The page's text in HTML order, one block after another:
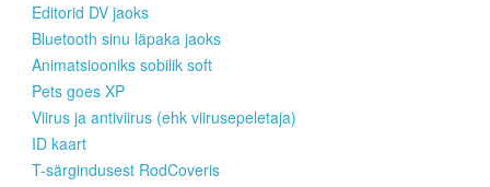
Editorid DV jaoks
Bluetooth sinu läpaka jaoks
Animatsiooniks sobilik soft
Pets goes XP
Viirus ja antiviirus (ehk viirusepeletaja)
ID kaart
T-särgindusest RodCoveris